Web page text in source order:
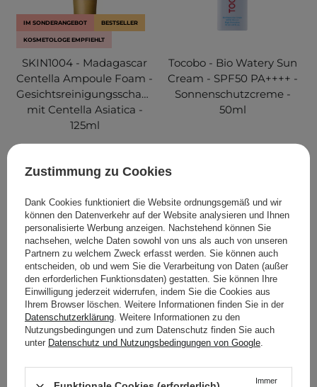
IM SONDERANGEBOT BESTSELLER
KOSMETOLOGE EMPFIEHLT
SKIN1004 - Madagascar
Centella Ampoule Foam -
Gesichtsreinigungsschaum
mit Centella Asiatica -
125ml
IN DEN WARENKORB
Tocobo - Bio Watery Sun
Cream - SPF50 PA++++ -
Sonnenschutzcreme -
50ml
IN DEN WARENKORB
Zustimmung zu Cookies
Dank Cookies funktioniert die Website ordnungsgemäß und wir
können den Datenverkehr auf der Website analysieren und Ihnen
personalisierte Werbung anzeigen. Nachstehend können Sie
nachsehen, welche Daten sowohl von uns als auch von unseren
Partnern zu welchem Zweck erfasst werden. Sie können auch
entscheiden, ob und wem Sie die Verarbeitung von Daten (außer
den erforderlichen Funktionsdaten) gestatten. Sie können Ihre
Einwilligung jederzeit widerrufen, indem Sie die Cookies aus
Ihrem Browser löschen. Weitere Informationen finden Sie in der
Datenschutzerklärung . Weitere Informationen zu den
Nutzungsbedingungen und zum Datenschutz finden Sie auch
unter Datenschutz und Nutzungsbedingungen von Google
Immer